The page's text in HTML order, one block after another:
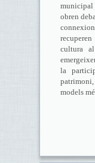
obren
cultura
la
models